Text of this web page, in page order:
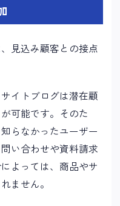
見込み顧客との接点
イトブログは潜在顧
可能です。そのた
らなかったユーザー
い合わせや資料請求
よっては、商品やサ
ません。